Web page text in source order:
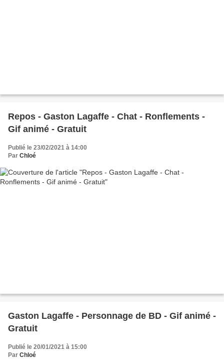
Repos - Gaston Lagaffe - Chat - Ronflements -
Gif animé - Gratuit
Publié le 23/02/2021 à 14:00
Par Chloé
Gaston Lagaffe - Personnage de BD - Gif animé -
Gratuit
Publié le 20/01/2021 à 15:00
Par Chloé